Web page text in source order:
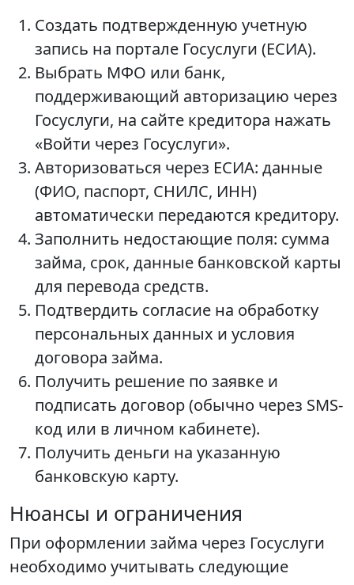
Создать подтвержденную учетную
запись на портале Госуслуги (ЕСИА).
Выбрать МФО или банк,
поддерживающий авторизацию через
Госуслуги, на сайте кредитора нажать
«Войти через Госуслуги».
Авторизоваться через ЕСИА: данные
(ФИО, паспорт, СНИЛС, ИНН)
автоматически передаются кредитору.
Заполнить недостающие поля: сумма
займа, срок, данные банковской карты
для перевода средств.
Подтвердить согласие на обработку
персональных данных и условия
договора займа.
Получить решение по заявке и
подписать договор (обычно через SMS-
код или в личном кабинете).
Получить деньги на указанную
банковскую карту.
Нюансы и ограничения
При оформлении займа через Госуслуги
необходимо учитывать следующие